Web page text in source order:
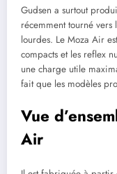
Gudsen a surtout
récemment tourné
lourdes. Le Moza Air
compacts et les reflex
une charge utile
fait que les modèles
Vue
Air